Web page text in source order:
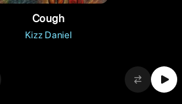
Cough
Kizz Daniel